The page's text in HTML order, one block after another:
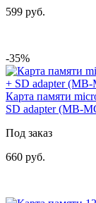
599 руб.
-35%
Карта памяти
SD adapter (MB-
Под заказ
660 руб.